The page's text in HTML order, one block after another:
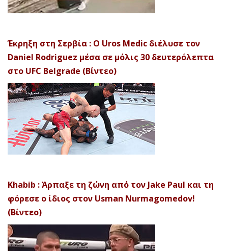
Έκρηξη στη Σερβία : Ο Uros Medic διέλυσε τον
Daniel Rodriguez μέσα σε μόλις 30 δευτερόλεπτα
στο UFC Belgrade (Βίντεο)
Khabib : Άρπαξε τη ζώνη από τον Jake Paul και τη
φόρεσε ο ίδιος στον Usman Nurmagomedov!
(Βίντεο)